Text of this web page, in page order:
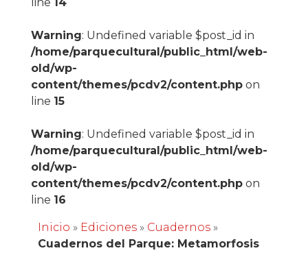
Warning: Undefined variable $post_id in
/home/parquecultural/public_html/web-
old/wp-
content/themes/pcdv2/content.phpon
line 15
Warning: Undefined variable $post_id in
/home/parquecultural/public_html/web-
old/wp-
content/themes/pcdv2/content.phpon
line 16
Inicio » Ediciones» Cuadernos»
Cuadernos del Parque: Metamorfosis